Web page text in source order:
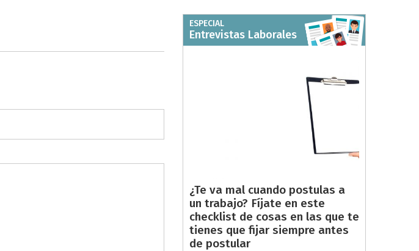
ESPECIAL
Entrevistas Laborales
¿Te va mal cuando postulas a
un trabajo? Fíjate en este
checklist de cosas en las que te
tienes que fijar siempre antes
de postular